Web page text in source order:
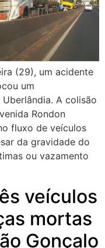
(29), um acidente
um
A colisão
Rondon
fluxo de veículos
da gravidade do
ou vazamento
veículos
mortas
Gonçalo